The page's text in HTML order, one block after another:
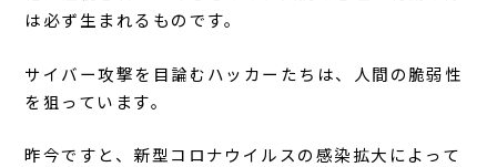
は必ず生まれるものです。
サイバー攻撃を目論むハッカーたちは、人間の脆弱性
を狙っています。
昨今ですと、新型コロナウイルスの感染拡大によって